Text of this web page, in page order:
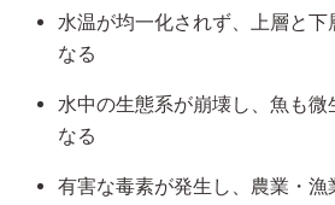
水温が均一化されず、上層と下
なる
水中の生態系が崩壊し、魚も微
なる
有害な毒素が発生し、農業・漁